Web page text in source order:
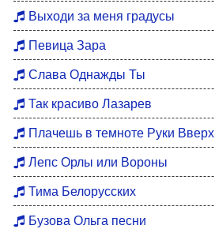
Выходи за меня градусы
Певица Зара
Слава Однажды Ты
Так красиво Лазарев
Плачешь в темноте Руки Вверх
Лепс Орлы или Вороны
Тима Белорусских
Бузова Ольга песни